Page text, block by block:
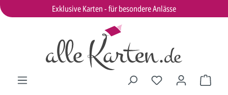
Exklusive Karten - für besondere Anlässe